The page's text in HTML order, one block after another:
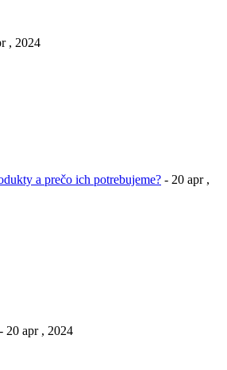
, 2024
a prečo ich potrebujeme? - 20 apr ,
- 20 apr , 2024